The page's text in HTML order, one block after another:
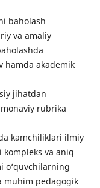
baholash
va amaliy
hamda akademik
jihatdan
rubrika
kamchiliklari ilmiy
va aniq
o‘quvchilarning
muhim pedagogik